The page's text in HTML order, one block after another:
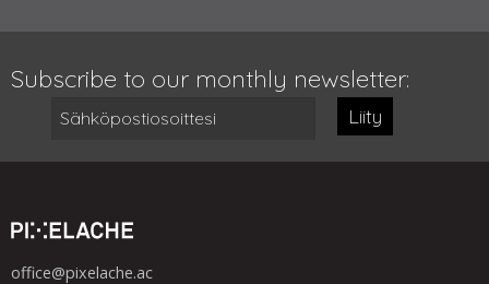
Subscribe to our monthly newsletter:
Liity
office@pixelache.ac